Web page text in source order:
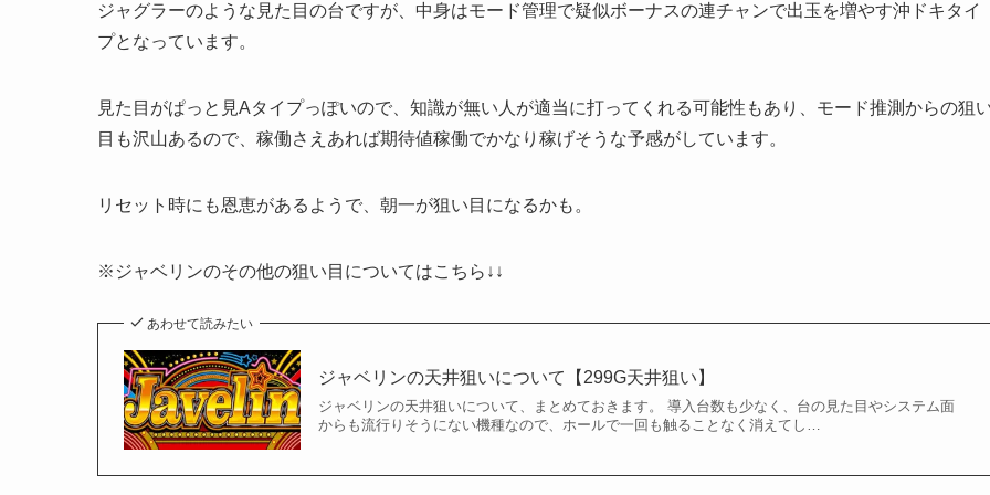
ジャグラーのような見た目の台ですが、中身はモード管理で疑似ボーナスの連チャンで出玉を増やす沖ドキタイ
プとなっています。
見た目がぱっと見Aタイプっぽいので、知識が無い人が適当に打ってくれる可能性もあり、モード推測からの狙
目も沢山あるので、稼働さえあれば期待値稼働でかなり稼げそうな予感がしています。
リセット時にも恩恵があるようで、朝一が狙い目になるかも。
※ジャベリンのその他の狙い目についてはこちら↓↓
あわせて読みたい
ジャベリンの天井狙いについて【299G天井狙い】
ジャベリンの天井狙いについて、まとめておきます。 導入台数も少なく、台の見た目やシステム面
からも流行りそうにない機種なので、ホールで一回も触ることなく消えてし…